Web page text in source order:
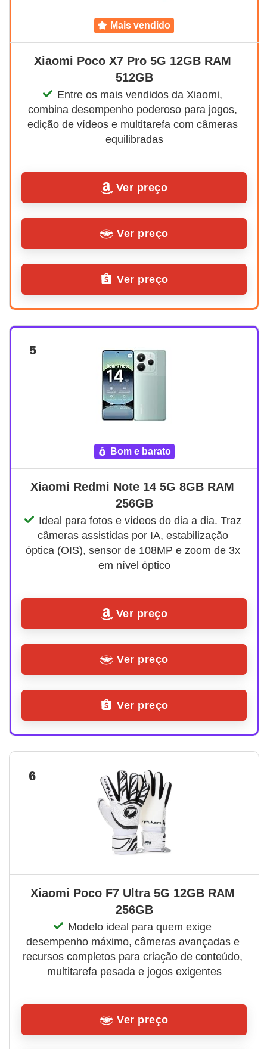
mais vendido
Xiaomi Poco X7 Pro 5G 12GB RAM
512GB
Entre os mais vendidos da Xiaomi,
combina desempenho poderoso para jogos,
edição de vídeos e multitarefa com câmeras
equilibradas
Ver preço
Ver preço
Ver preço
5
bom e barato
Xiaomi Redmi Note 14 5G 8GB RAM
256GB
Ideal para fotos e vídeos do dia a dia. Traz
câmeras assistidas por IA, estabilização
óptica (OIS), sensor de 108MP e zoom de 3x
em nível óptico
Ver preço
Ver preço
Ver preço
6
Xiaomi Poco F7 Ultra 5G 12GB RAM
256GB
Modelo ideal para quem exige
desempenho máximo, câmeras avançadas e
recursos completos para criação de conteúdo,
multitarefa pesada e jogos exigentes
Ver preço